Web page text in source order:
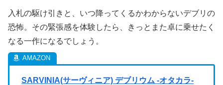
入札の駆け引きと、いつ降ってくるかわからないデブリの
恐怖。その緊張感を体験したら、きっとまた卓に乗せたく
なる一作になるでしょう。
SARVINIA(サーヴィニア) デブリウム -オタカラ-